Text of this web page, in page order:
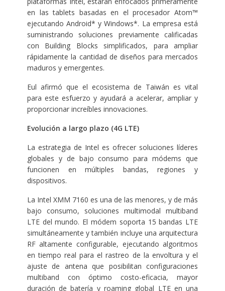
en las tablets basadas en el procesador Atom™
ejecutando Android* y Windows*. La empresa está
suministrando soluciones previamente calificadas
con Building Blocks simplificados, para ampliar
rápidamente la cantidad de diseños para mercados
maduros y emergentes.
Eul afirmó que el ecosistema de Taiwán es vital
para este esfuerzo y ayudará a acelerar, ampliar y
proporcionar increíbles innovaciones.
Evolución a largo plazo (4G LTE)
La estrategia de Intel es ofrecer soluciones líderes
globales y de bajo consumo para módems que
funcionen en múltiples bandas, regiones y
dispositivos.
La Intel XMM 7160 es una de las menores, y de más
bajo consumo, soluciones multimodal multiband
LTE del mundo. El módem soporta 15 bandas LTE
simultáneamente y también incluye una arquitectura
RF altamente configurable, ejecutando algoritmos
en tiempo real para el rastreo de la envoltura y el
ajuste de antena que posibilitan configuraciones
multiband con óptimo costo-eficacia, mayor
duración de batería y roaming global LTE en una